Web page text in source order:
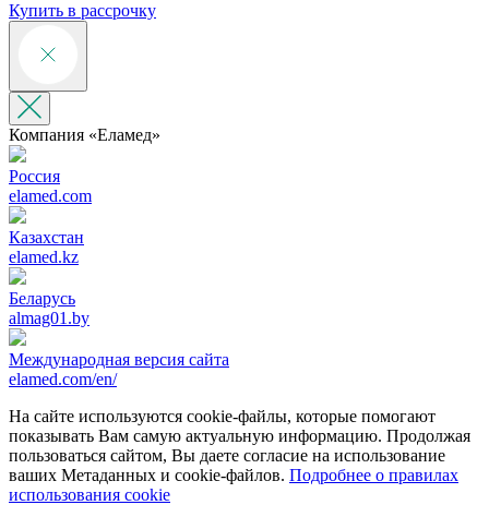
Купить в рассрочку
Компания «‎Еламед»
Россия
elamed.com
Казахстан
elamed.kz
Беларусь
almag01.by
Международная версия сайта
elamed.com/en/
На сайте используются cookie-файлы, которые помогают
показывать Вам самую актуальную информацию. Продолжая
пользоваться сайтом, Вы даете согласие на использование
ваших Метаданных и cookie-файлов. Подробнее о правилах
использования cookie